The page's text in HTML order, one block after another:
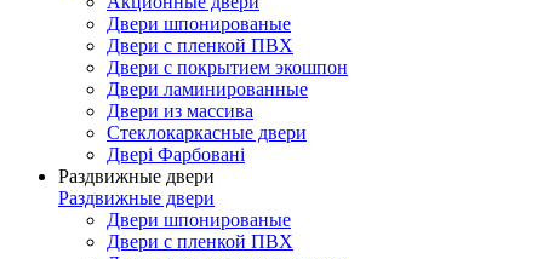
Двери шпонированые
Двери с пленкой ПВХ
Двери с покрытием экошпон
Двери ламинированные
Двери из массива
Стеклокаркасные двери
Двері Фарбовані
Раздвижные двери
Раздвижные двери
Двери шпонированые
Двери с пленкой ПВХ